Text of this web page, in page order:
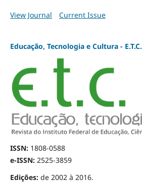
View Journal Current Issue
Educação, Tecnologia e Cultura - E.T.C.
ISSN:1808-0588
e-ISSN:2525-3859
Edições:de 2002 à 2016.